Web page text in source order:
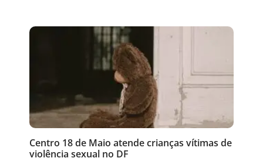
Centro 18 de Maio atende crianças vítimas de
violência sexual no DF